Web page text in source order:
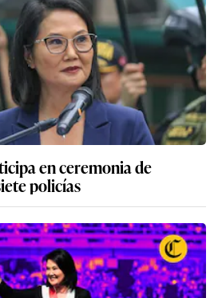
en ceremonia de
policías